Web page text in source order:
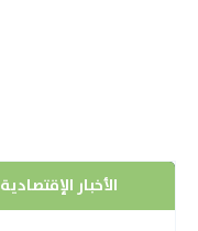
الأخبار الإقتصادية